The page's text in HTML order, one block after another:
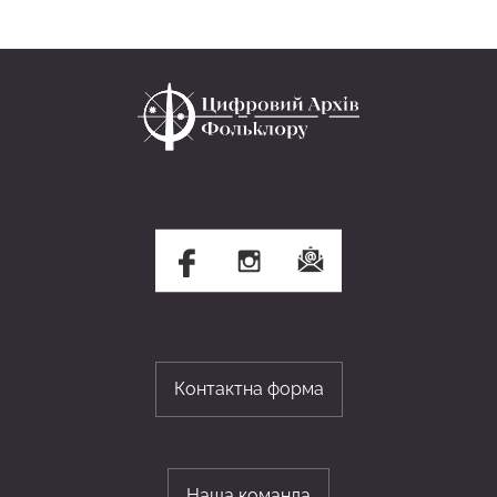
Контактна форма